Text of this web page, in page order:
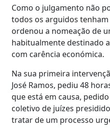
Como o julgamento não
todos os arguidos
ordenou a nomeação de
habitualmente destinado
com carência económica.
Na sua primeira
José Ramos, pediu 48
que está em causa,
coletivo de juízes
tratar de um processo